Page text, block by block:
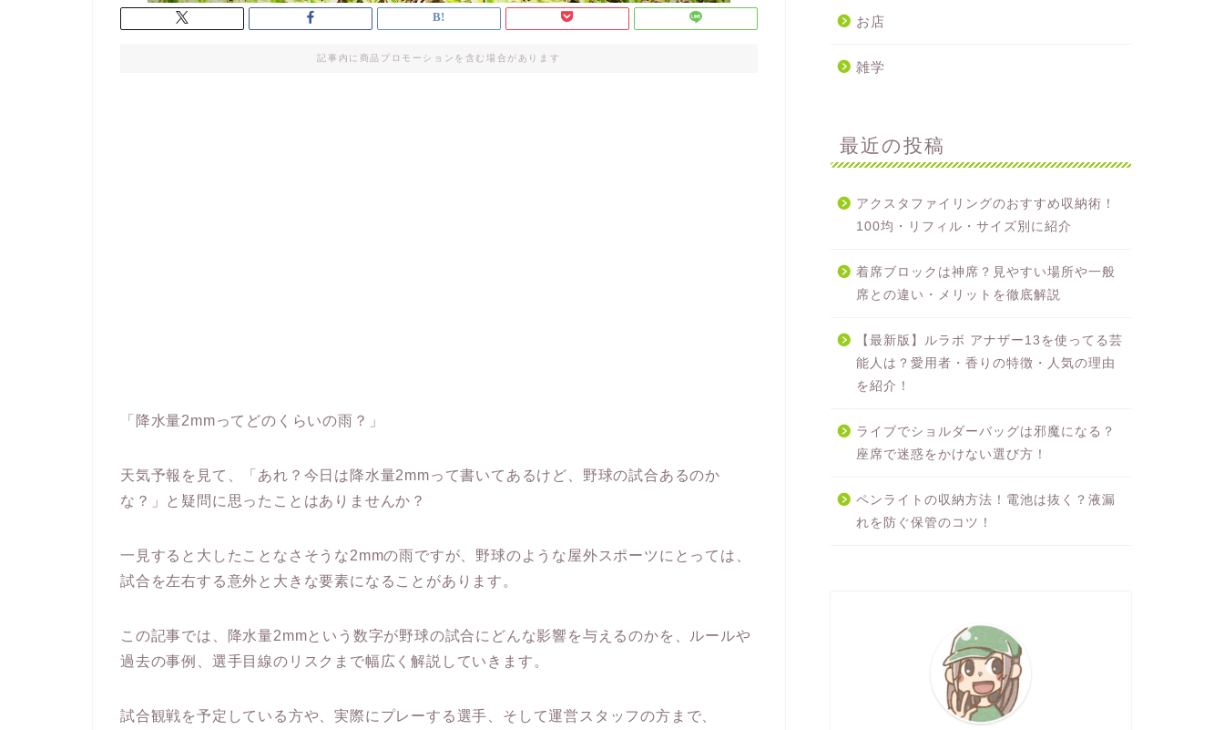
記事内に商品プロモーションを含む場合があります
「降水量2mmってどのくらいの雨？」
天気予報を見て、「あれ？今日は降水量2mmって書いてあるけど、野球の試合あるのか
な？」と疑問に思ったことはありませんか？
一見すると大したことなさそうな2mmの雨ですが、野球のような屋外スポーツにとっては、
試合を左右する意外と大きな要素になることがあります。
この記事では、降水量2mmという数字が野球の試合にどんな影響を与えるのかを、ルールや
過去の事例、選手目線のリスクまで幅広く解説していきます。
試合観戦を予定している方や、実際にプレーする選手、そして運営スタッフの方まで、
お店
雑学
最近の投稿
アクスタファイリングのおすすめ収納術！
100均・リフィル・サイズ別に紹介
着席ブロックは神席？見やすい場所や一般
席との違い・メリットを徹底解説
【最新版】ルラボ アナザー13を使ってる芸
能人は？愛用者・香りの特徴・人気の理由
を紹介！
ライブでショルダーバッグは邪魔になる？
座席で迷惑をかけない選び方！
ペンライトの収納方法！電池は抜く？液漏
れを防ぐ保管のコツ！